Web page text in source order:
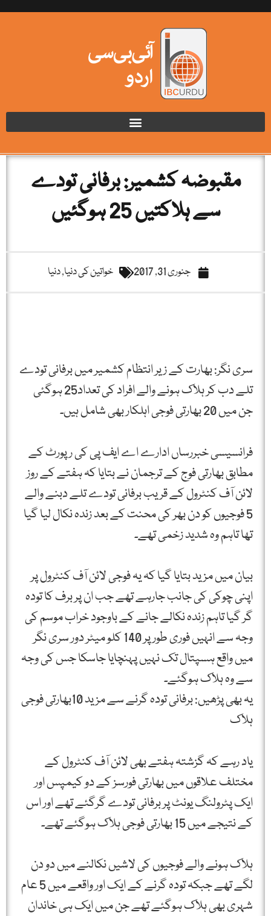
مقبوضہ کشمیر: برفانی تودے
سے ہلاکتیں 25 ہوگئیں
جنوری 31, 2017 خواتین کی دنیا,دنیا
سری نگر: بھارت کے زیر انتظام کشمیر میں برفانی تودے
تلے دب کر ہلاک ہونے والے افراد کی تعداد25 ہوگئی
جن میں 20 بھارتی فوجی اہلکار بھی شامل ہیں۔
فرانسیسی خبررساں ادارے اے ایف پی کی رپورٹ کے
مطابق بھارتی فوج کے ترجمان نے بتایا کہ ہفتے کے روز
لائن آف کنٹرول کے قریب برفانی تودے تلے دبنے والے
5 فوجیوں کو دن بھر کی محنت کے بعد زندہ نکال لیا گیا
تھا تاہم وہ شدید زخمی تھے۔
بیان میں مزید بتایا گیا کہ یہ فوجی لائن آف کنٹرول پر
اپنی چوکی کی جانب جارہے تھے جب ان پر برف کا تودہ
گر گیا تاہم زندہ نکالے جانے کے باوجود خراب موسم کی
وجہ سے انہیں فوری طور پر 140 کلو میٹر دور سری نگر
میں واقع ہسپتال تک نہیں پہنچایا جاسکا جس کی وجہ
سے وہ ہلاک ہوگئے۔
یہ بھی پڑھیں: برفانی تودہ گرنے سے مزید 10بھارتی فوجی
ہلاک
یاد رہے کہ گزشتہ ہفتے بھی لائن آف کنٹرول کے
مختلف علاقوں میں بھارتی فورسز کے دو کیمپس اور
ایک پٹرولنگ یونٹ پر برفانی تودے گرگئے تھے اور اس
کے نتیجے میں 15 بھارتی فوجی ہلاک ہوگئے تھے۔
ہلاک ہونے والے فوجیوں کی لاشیں نکالنے میں دو دن
لگے تھے جبکہ تودہ گرنے کے ایک اور واقعے میں 5 عام
شہری بھی ہلاک ہوگئے تھے جن میں ایک ہی خاندان